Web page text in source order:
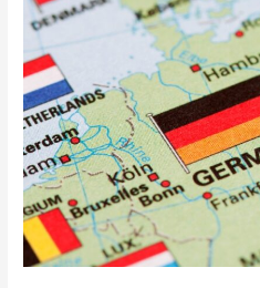
opłaca
pracować?